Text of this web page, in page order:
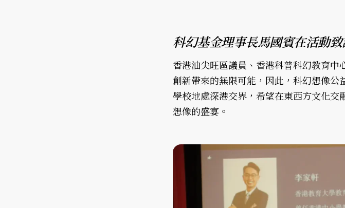
科幻基金理事長馬國賓在活動
香港油尖旺區議員、香港科普科幻教育
創新帶來的無限可能，因此，科幻想像
學校地處深港交界，希望在東西方文化
想像的盛宴。